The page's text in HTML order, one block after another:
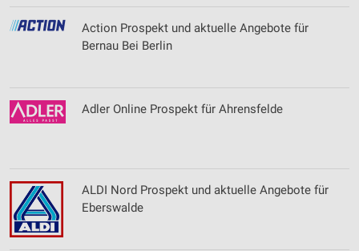
Action Prospekt und aktuelle Angebote für
Bernau Bei Berlin
Adler Online Prospekt für Ahrensfelde
ALDI Nord Prospekt und aktuelle Angebote für
Eberswalde